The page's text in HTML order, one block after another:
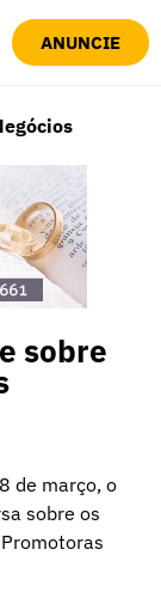
ANUNCIE
sobre
de março, o
sobre os